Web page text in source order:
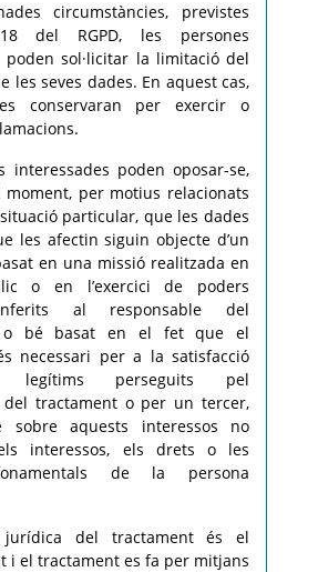
circumstàncies, previstes
del RGPD, les persones
poden sol·licitar la limitació del
les seves dades. En aquest cas,
conservaran per exercir o
interessades poden oposar-se,
moment, per motius relacionats
particular, que les dades
les afectin siguin objecte d’un
en una missió realitzada en
o en l’exercici de poders
al responsable del
o bé basat en el fet que el
necessari per a la satisfacció
legítims perseguits pel
del tractament o per un tercer,
sobre aquests interessos no
interessos, els drets o les
de la persona
del tractament és el
i el tractament es fa per mitjans